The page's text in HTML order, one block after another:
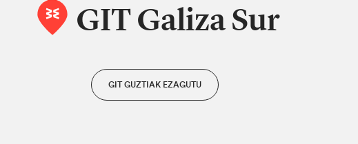
GIT Galiza Sur
GIT GUZTIAK EZAGUTU